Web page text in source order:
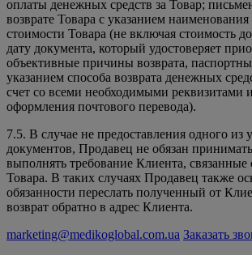
оплаты денежных средств за Товар;
возврате Товара с указанием наименования
стоимости Товара (не включая стоимость
дату документа, который удостоверяет
объективные причины возврата,
указанием способа возврата денежных
счет со всеми необходимыми реквизитами
оформления почтового перевода).
7.5. В случае не предоставления одного из
документов, Продавец не обязан
выполнять требование Клиента, связанные
Товара. В таких случаях Продавец также
обязанности переслать полученный от
возврат обратно в адрес Клиента.
marketing@medikoglobal.com.ua Заказать